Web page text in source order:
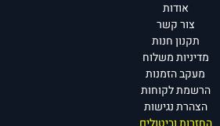
אודות
צור קשר
תקנון חנות
מדיניות משלוח
מעקב הזמנות
הרשמת לקוחות
הצהרת נגישות